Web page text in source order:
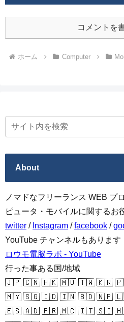
コメントを
ホーム Computer
About
ノマドなフリーランス WEB プ
ピュータ・モバイルに関するお
twitter / Instagram /facebook /
YouTube チャンネルもあります
ロウモ電脳ラボ - YouTube
行った事ある国/地域
🇯🇵 🇨🇳 🇭🇰 🇲🇴 🇹🇼 🇰🇷
🇲🇾 🇸🇬 🇮🇩 🇮🇳 🇧🇩 🇳🇵
🇪🇸 🇦🇩 🇫🇷 🇲🇨 🇮🇹 🇸🇮